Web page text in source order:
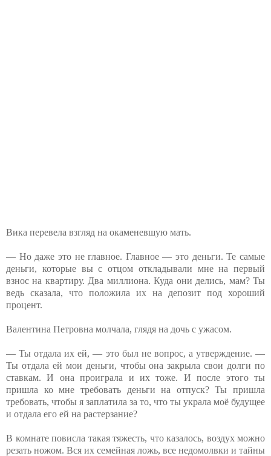
Вика перевела взгляд на окаменевшую мать.
— Но даже это не главное. Главное — это деньги. Те самые
деньги, которые вы с отцом откладывали мне на первый
взнос на квартиру. Два миллиона. Куда они делись, мам? Ты
ведь сказала, что положила их на депозит под хороший
процент.
Валентина Петровна молчала, глядя на дочь с ужасом.
— Ты отдала их ей, — это был не вопрос, а утверждение. —
Ты отдала ей мои деньги, чтобы она закрыла свои долги по
ставкам. И она проиграла и их тоже. И после этого ты
пришла ко мне требовать деньги на отпуск? Ты пришла
требовать, чтобы я заплатила за то, что ты украла моё будущее
и отдала его ей на растерзание?
В комнате повисла такая тяжесть, что казалось, воздух можно
резать ножом. Вся их семейная ложь, все недомолвки и тайны